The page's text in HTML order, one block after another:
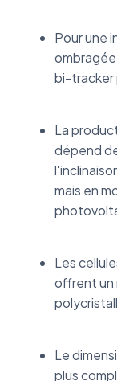
Pour une
bi-tracker
La
dépend
mais en
Les
offrent un
Le
plus